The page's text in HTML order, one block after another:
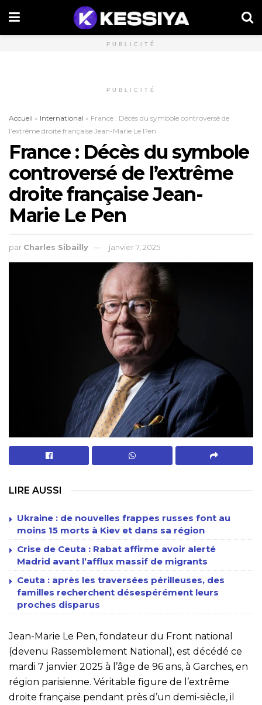
PUBLICITÉ
PUBLICITÉ
Accueil » International » France : Décès du symbole controversé de
l’extrême droite française Jean-Marie Le Pen
France : Décès du symbole
controversé de l’extrême
droite française Jean-
Marie Le Pen
par Charles Sibailly janvier 7, 2025
LIRE AUSSI
Ukraine : de nouvelles frappes russes font au
moins 15 morts à Kiev et dans sa région
Crise de Ceuta : Rabat affirme avoir alerté
Madrid avant l’afflux massif de migrants
Ceuta : après les traversées périlleuses, des
familles recherchent désespérément leurs
proches disparus
Jean-Marie Le Pen, fondateur du Front national
(devenu Rassemblement National), est décédé ce
mardi 7 janvier 2025 à l’âge de 96 ans, à Garches, en
région parisienne. Véritable figure de l’extrême
droite française pendant près d’un demi-siècle, il